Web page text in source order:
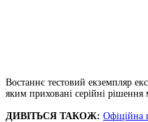
Востаннє тестовий екземпляр
яким приховані серійні рішення
ДИВІТЬСЯ ТАКОЖ: Офіційна